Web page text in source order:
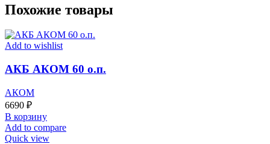
Похожие товары
Add to wishlist
АКБ АКОМ 60 о.п.
АКОМ
6690 ₽
В корзину
Add to compare
Quick view